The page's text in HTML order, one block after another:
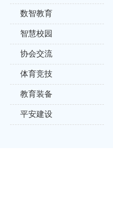
数智教育
智慧校园
协会交流
体育竞技
教育装备
平安建设